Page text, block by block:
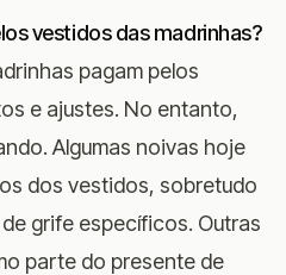
vestidos das madrinhas?
pagam pelos
e ajustes. No entanto,
Algumas noivas hoje
dos vestidos, sobretudo
grife específicos. Outras
parte do presente de